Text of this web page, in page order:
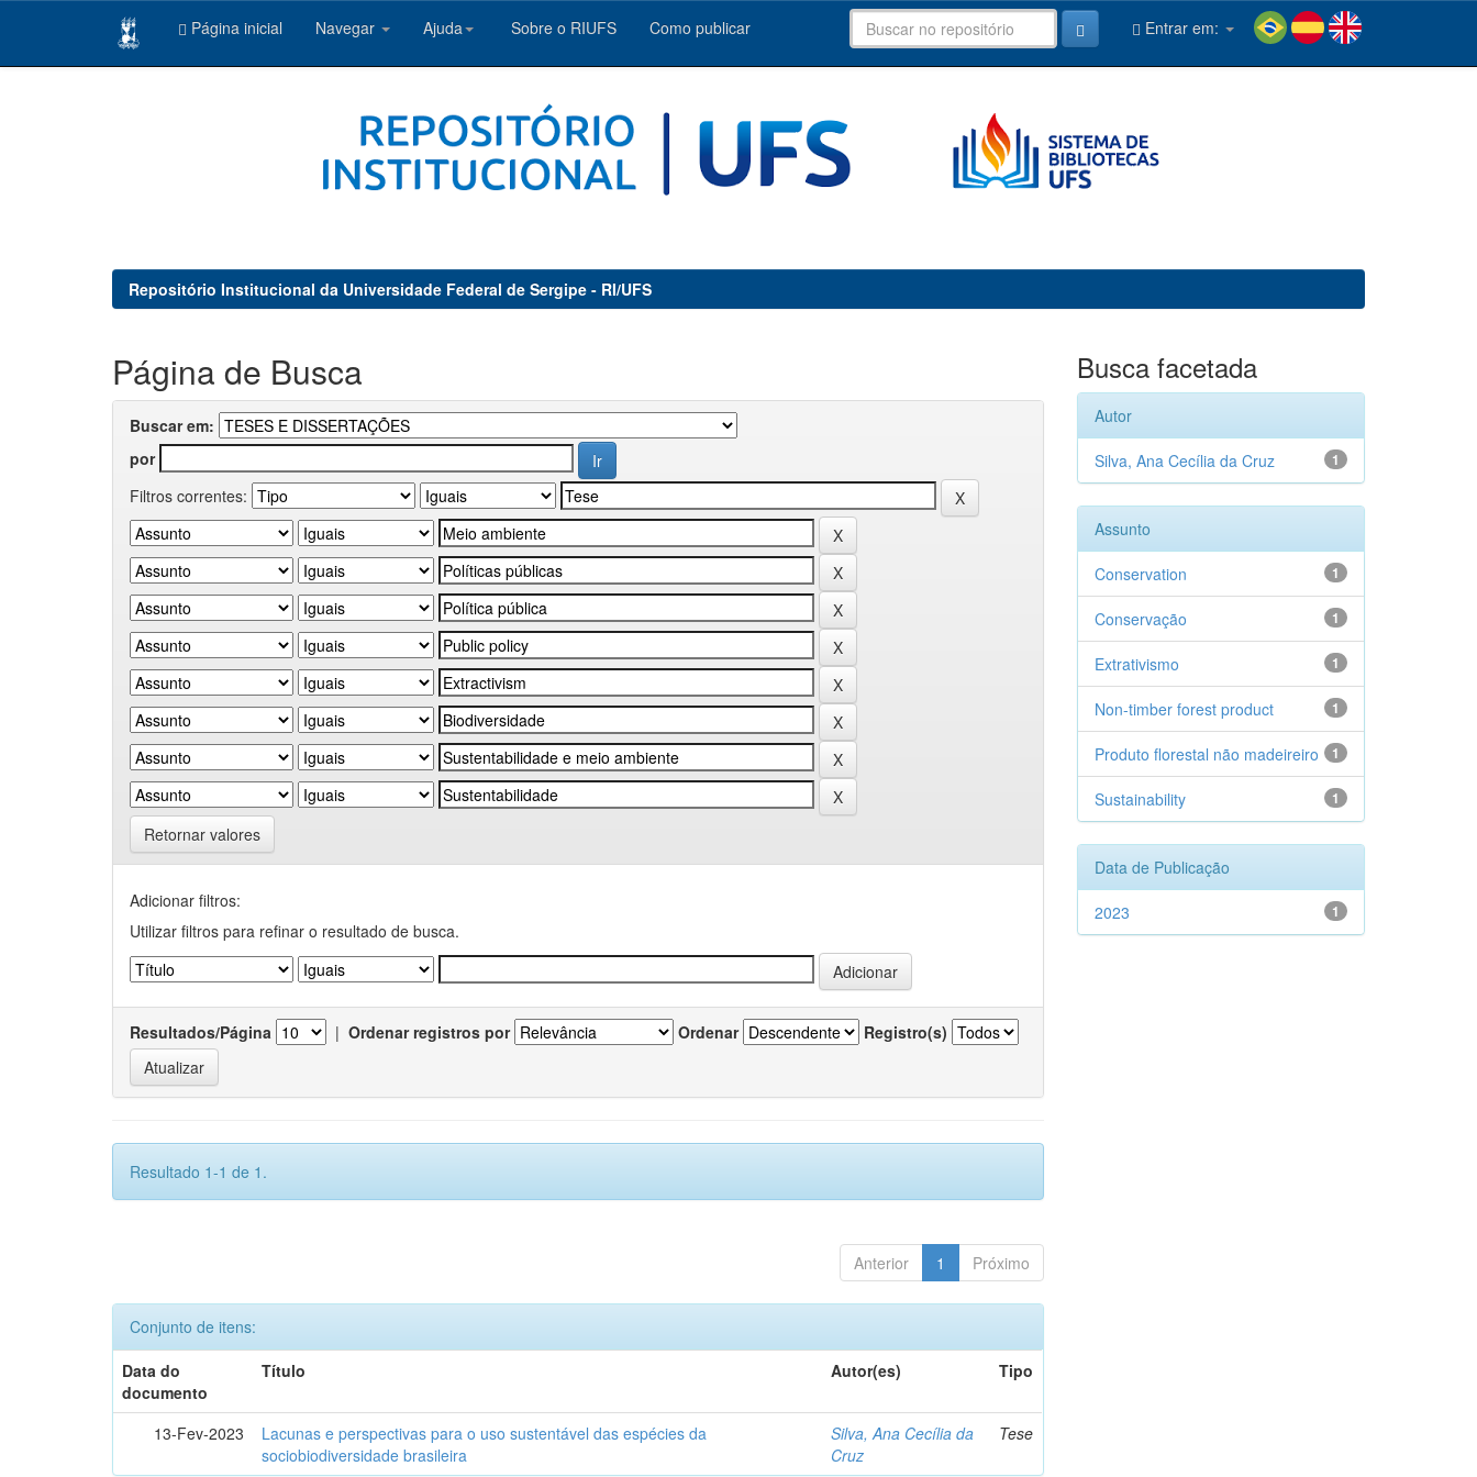
Página inicial Navegar Ajuda Sobre o RIUFS Como publicar Entrar em:
Repositório Institucional da Universidade Federal de Sergipe - RI/UFS
Página de Busca
Buscar em:
por
Filtros correntes:
Retornar valores
Adicionar filtros:
Utilizar filtros para refinar o resultado de busca.
Resultados/Página | Ordenar registros por Ordenar Registro(s)
Resultado 1-1 de 1.
Anterior 1 Próximo
Conjunto de itens:
Data do
documento
Título Autor(es) Tipo
13-Fev-2023
Lacunas e perspectivas para o uso sustentável das espécies da
sociobiodiversidade brasileira
Silva, Ana Cecília da
Cruz
Tese
Busca facetada
Autor
1
Silva, Ana Cecília da Cruz
Assunto
1
Conservation
1
Conservação
1
Extrativismo
1
Non-timber forest product
1
Produto florestal não madeireiro
1
Sustainability
Data de Publicação
1
2023